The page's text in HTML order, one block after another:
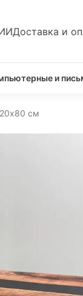
Доставка и
и
см